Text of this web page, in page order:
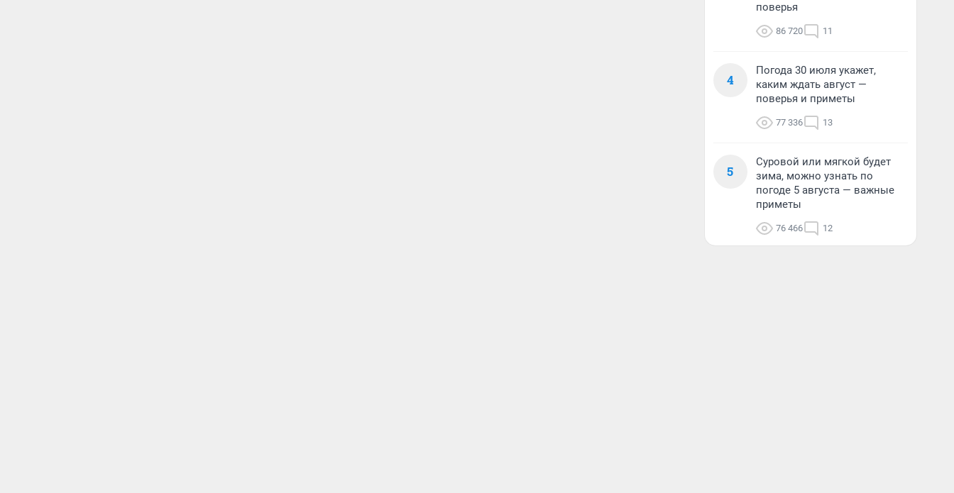
поверья
86 720 11
4
Погода 30 июля укажет,
каким ждать август —
поверья и приметы
77 336 13
5
Суровой или мягкой будет
зима, можно узнать по
погоде 5 августа — важные
приметы
76 466 12